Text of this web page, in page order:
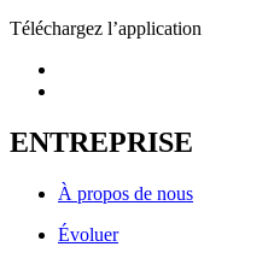
Téléchargez l’application
ENTREPRISE
À propos de nous
Évoluer